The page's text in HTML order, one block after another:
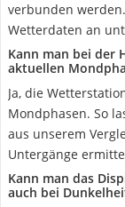
verbunden
Wetterdaten an
Kann man bei der
aktuellen
Ja, die
Mondphasen. So
aus unserem
Untergänge
Kann man das
auch bei